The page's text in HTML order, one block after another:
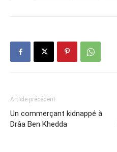
Article précédent
Un commerçant kidnappé à
Drâa Ben Khedda